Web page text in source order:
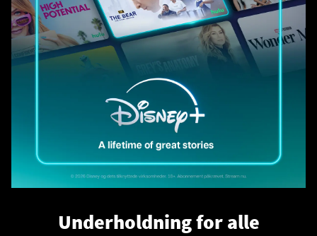
Underholdning for alle